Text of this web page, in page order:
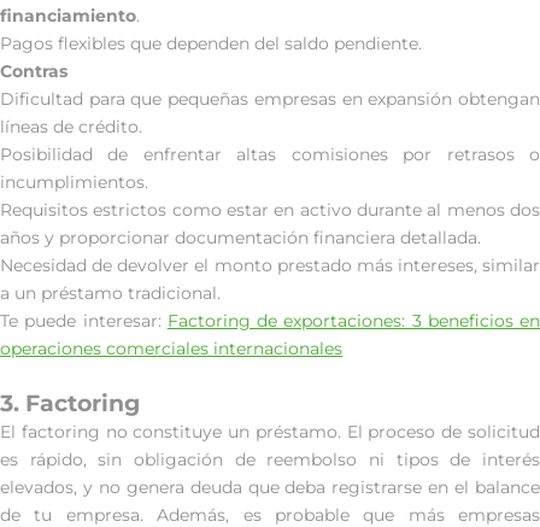
financiamiento.
Pagos flexibles que dependen del saldo pendiente.
Contras
Dificultad para que pequeñas empresas en expansión obtengan
líneas de crédito.
Posibilidad de enfrentar altas comisiones por retrasos o
incumplimientos.
Requisitos estrictos como estar en activo durante al menos dos
años y proporcionar documentación financiera detallada.
Necesidad de devolver el monto prestado más intereses, similar
a un préstamo tradicional.
Te puede interesar: Factoring de exportaciones: 3 beneficios en
operaciones comerciales internacionales
3. Factoring
El factoring no constituye un préstamo. El proceso de solicitud
es rápido, sin obligación de reembolso ni tipos de interés
elevados, y no genera deuda que deba registrarse en el balance
de tu empresa. Además, es probable que más empresas